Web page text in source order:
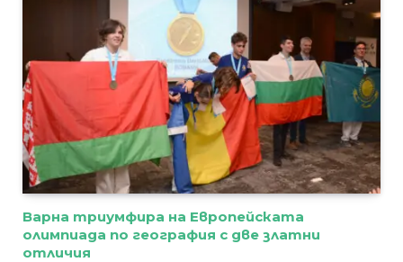
Варна триумфира на Европейската
олимпиада по география с две златни
отличия